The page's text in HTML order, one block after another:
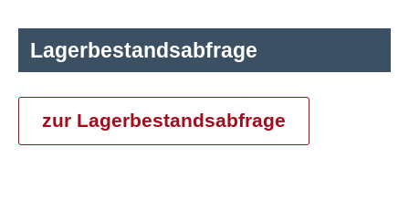
Lagerbestandsabfrage
zur Lagerbestandsabfrage